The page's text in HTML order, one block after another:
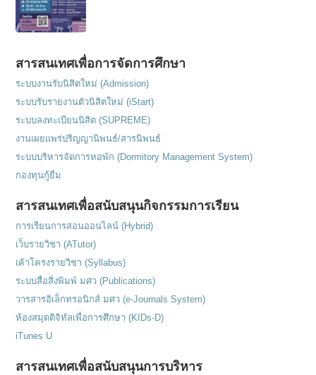
สารสนเทศเพื่อการจัดการศึกษา
ระบบงานรับนิสิตใหม่ (Admission)
ระบบรับรายงานตัวนิสิตใหม่ (iStart)
ระบบลงทะเบียนนิสิต (SUPREME)
งานเผยแพร่ปริญญานิพนธ์/สารนิพนธ์
ระบบบริหารจัดการหอพัก (Dormitory Management System)
กองทุนกู้ยืม
สารสนเทศเพื่อสนับสนุนกิจกรรมการเรียน
การเรียนการสอนออนไลน์ (Hybrid)
เว็บรายวิชา (ATutor)
เค้าโครงรายวิชา (Syllabus)
ระบบสื่อสิ่งพิมพ์ มศว (Publications)
วารสารอิเล็กทรอนิกส์ มศว (e-Journals System)
ห้องสมุดดิจิทัลเพื่อการศึกษา (KIDs-D)
iTunes U
สารสนเทศเพื่อสนับสนุนการบริหาร